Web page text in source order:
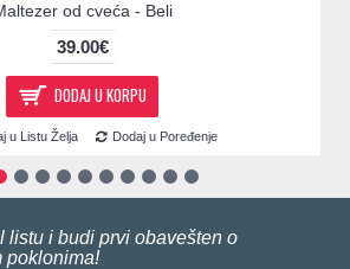
od cveća - Beli
39.00€
DODAJ U KORPU
u Listu Želja Dodaj u Poređenje
listu i budi prvi obavešten o
poklonima!